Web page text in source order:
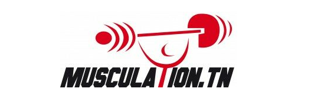
Musculation.tn
Pour